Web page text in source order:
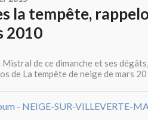
la tempête,
2010
Mistral de ce dimanche et ses
de La tempête de neige de mars